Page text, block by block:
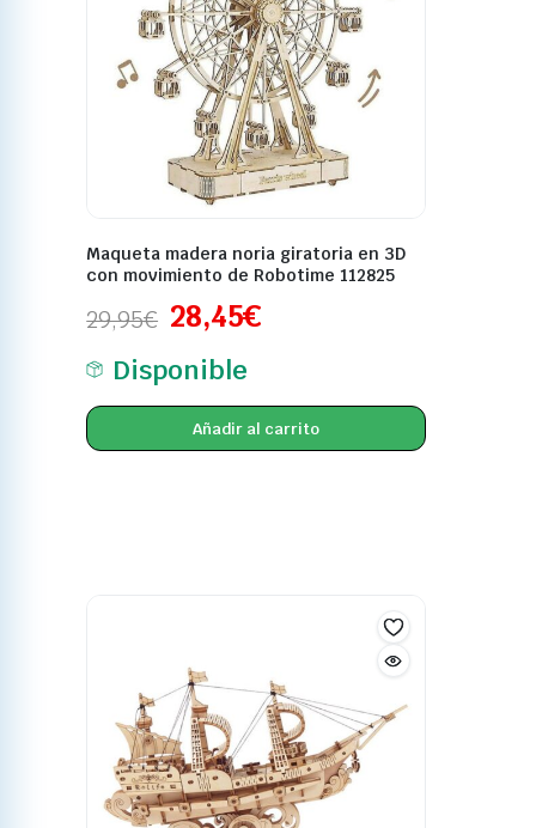
Maqueta madera noria giratoria en 3D
con movimiento de Robotime 112825
29,95€ 28,45€
Disponible
Añadir al carrito